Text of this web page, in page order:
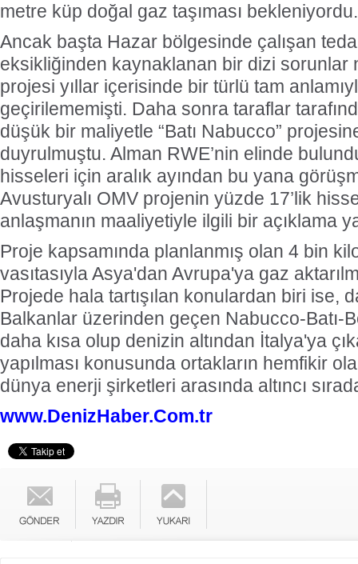
metre küp doğal gaz taşıması bekleniyordu.
Ancak başta Hazar bölgesinde çalışan
eksikliğinden kaynaklanan bir dizi sorunlar
projesi yıllar içerisinde bir türlü tam
geçirilememişti. Daha sonra taraflar
düşük bir maliyetle “Batı Nabucco”
duyrulmuştu. Alman RWE’nin elinde
hisseleri için aralık ayından bu yana
Avusturyalı OMV projenin yüzde 17’lik
anlaşmanın maaliyetiyle ilgili bir açıklama
Proje kapsamında planlanmış olan 4 bin
vasıtasıyla Asya'dan Avrupa'ya gaz
Projede hala tartışılan konulardan biri ise,
Balkanlar üzerinden geçen Nabucco-Batı-
daha kısa olup denizin altından İtalya'ya
yapılması konusunda ortakların hemfikir
dünya enerji şirketleri arasında altıncı
www.DenizHaber.Com.tr